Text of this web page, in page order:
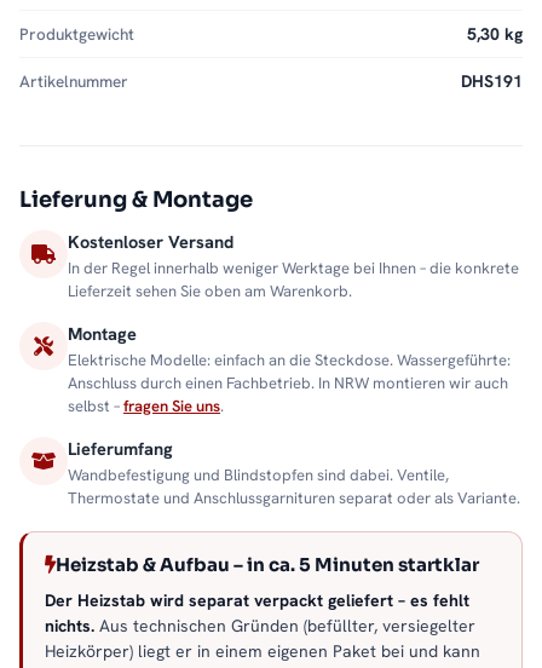
Produktgewicht 5,30 kg
Artikelnummer DHS191
Lieferung & Montage
Kostenloser Versand
In der Regel innerhalb weniger Werktage bei Ihnen – die konkrete
Lieferzeit sehen Sie oben am Warenkorb.
Montage
Elektrische Modelle: einfach an die Steckdose. Wassergeführte:
Anschluss durch einen Fachbetrieb. In NRW montieren wir auch
selbst –fragen Sie uns.
Lieferumfang
Wandbefestigung und Blindstopfen sind dabei. Ventile,
Thermostate und Anschlussgarnituren separat oder als Variante.
Heizstab & Aufbau – in ca. 5 Minuten startklar
Der Heizstab wird separat verpackt geliefert – es fehlt
nichts. Aus technischen Gründen (befüllter, versiegelter
Heizkörper) liegt er in einem eigenen Paket bei und kann